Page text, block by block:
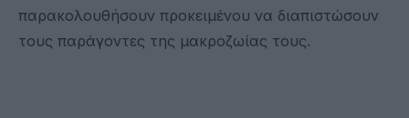
παρακολουθήσουν προκειμένου να διαπιστώσουν
τους παράγοντες της μακροζωίας τους.